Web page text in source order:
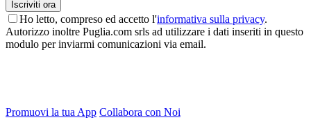
Ho letto, compreso ed accetto l'informativa sulla privacy.
Autorizzo inoltre Puglia.com srls ad utilizzare i dati inseriti in questo
modulo per inviarmi comunicazioni via email.
Promuovi la tua App Collabora con Noi